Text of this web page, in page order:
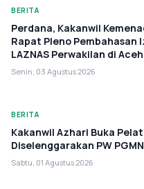
BERITA
Perdana, Kakanwil
Rapat Pleno Pembahasan
LAZNAS Perwakilan di Aceh
Senin, 03 Agustus 2026
BERITA
Kakanwil Azhari Buka
Diselenggarakan PW
Sabtu, 01 Agustus 2026